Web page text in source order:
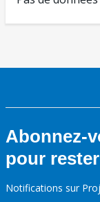
Abonnez-
pour
Notifications sur